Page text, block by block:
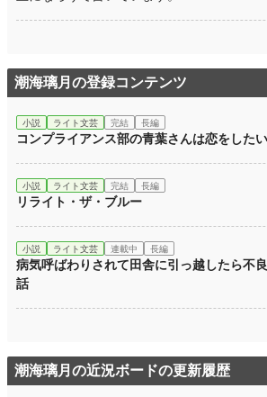
月間ポイント 14,870 pt (3,157 位)
累計ポイント 354,714 pt (13,505 位)
潮海璃月の登録コンテンツ
小説 ライト文芸 完結 長編
コンプライアンス部の青葉さんは恋をしたい
小説 ライト文芸 完結 長編
リライト・ザ・ブルー
小説 ライト文芸 連載中 長編
病気呼ばわりされて田舎に引っ越したら不
話
潮海璃月の近況ボードの更新履歴